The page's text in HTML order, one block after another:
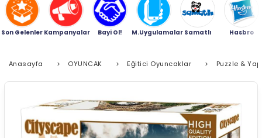
Son Gelenler Kampanyalar Bayi Ol! M.Uygulamalar Samatlı Hasbro
Anasayfa > OYUNCAK > Eğitici Oyuncaklar > Puzzle &